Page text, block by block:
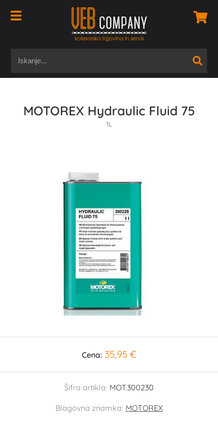
MOTOREX Hydraulic Fluid 75
1L
Cena: 35,95 €
Šifra artikla: MOT.300230
Blagovna znamka: MOTOREX